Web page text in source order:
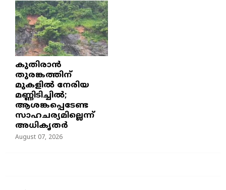
കുതിരാൻ
തുരങ്കത്തിന്
മുകളിൽ നേരിയ
മണ്ണിടിച്ചിൽ;
ആശങ്കപ്പെടേണ്ട
സാഹചര്യമില്ലെന്ന്
അധികൃതർ
August 07, 2026